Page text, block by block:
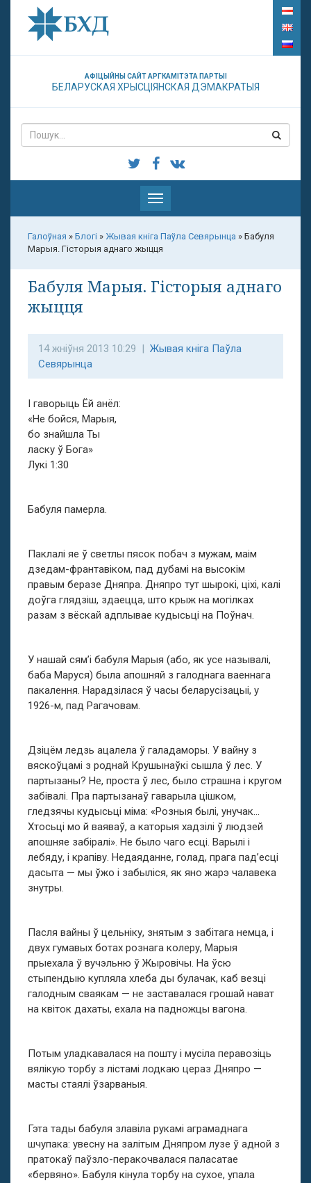
АФІЦЫЙНЫ САЙТ АРГКАМІТЭТА ПАРТЫІ
БЕЛАРУСКАЯ ХРЫСЦІЯНСКАЯ ДЭМАКРАТЫЯ
Паказаць
меню
Галоўная » Блогі » Жывая кніга Паўла Севярынца » Бабуля
Марыя. Гісторыя аднаго жыцця
Бабуля Марыя. Гісторыя аднаго
жыцця
14 жніўня 2013 10:29 | Жывая кніга Паўла
Севярынца
І гаворыць Ёй анёл:
«Не бойся, Марыя,
бо знайшла Ты
ласку ў Бога»
Лукі 1:30
Бабуля памерла.
Паклалі яе ў светлы пясок побач з мужам, маім
дзедам-франтавіком, пад дубамі на высокім
правым беразе Дняпра. Дняпро тут шырокі, ціхі, калі
доўга глядзіш, здаецца, што крыж на могілках
разам з вёскай адплывае кудысьці на Поўнач.
У нашай сям’і бабуля Марыя (або, як усе называлі,
баба Маруся) была апошняй з галоднага ваеннага
пакалення. Нарадзілася ў часы беларусізацыі, у
1926-м, пад Рагачовам.
Дзіцём ледзь ацалела ў галадаморы. У вайну з
вяскоўцамі з роднай Крушынаўкі сышла ў лес. У
партызаны? Не, проста ў лес, было страшна і кругом
забівалі. Пра партызанаў гаварыла цішком,
гледзячы кудысьці міма: «Розныя былі, унучак…
Хтосьці мо й ваяваў, а каторыя хадзілі ў людзей
апошняе забіралі». Не было чаго есці. Варылі і
лебяду, і крапіву. Недаяданне, голад, прага пад’есці
дасыта — мы ўжо і забыліся, як яно жарэ чалавека
знутры.
Пасля вайны ў цельніку, знятым з забітага немца, і
двух гумавых ботах рознага колеру, Марыя
прыехала ў вучэльню ў Жыровічы. На ўсю
стыпендыю купляла хлеба ды булачак, каб везці
галодным сваякам — не заставалася грошай нават
на квіток дахаты, ехала на падножцы вагона.
Потым уладкавалася на пошту і мусіла перавозіць
вялікую торбу з лістамі лодкаю цераз Дняпро —
масты стаялі ўзарваныя.
Гэта тады бабуля злавіла рукамі аграмаднага
шчупака: увесну на залітым Дняпром лузе ў адной з
пратокаў паўзло-перакочвалася паласатае
«бервяно». Бабуля кінула торбу на сухое, упала